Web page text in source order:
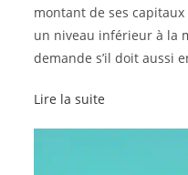
montant de ses
un niveau inférieur à la
demande s’il doit aussi
Lire la suite